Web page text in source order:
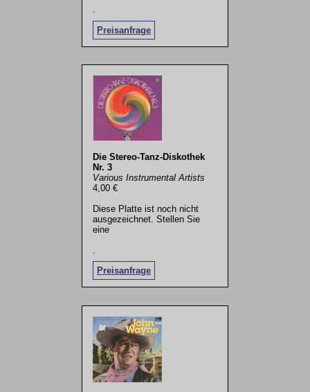
Preisanfrage
.
Die Stereo-Tanz-Diskothek
Nr. 3
Various Instrumental Artists
4,00 €
Diese Platte ist noch nicht
ausgezeichnet. Stellen Sie
eine
Preisanfrage